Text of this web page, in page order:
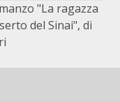
"La ragazza
del Sinai", di